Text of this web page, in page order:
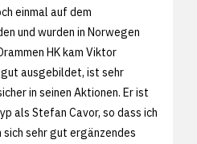
einmal auf dem
und wurden in Norwegen
HK kam Viktor
ausgebildet, ist sehr
in seinen Aktionen. Er ist
als Stefan Cavor, so dass ich
sich sehr gut ergänzendes